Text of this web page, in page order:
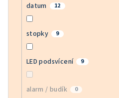
datum 12
stopky 9
LED podsvícení 9
alarm / budík 0